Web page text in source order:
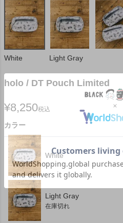
White Light Gray
holo / DT Pouch Limited
¥8,250税込
カラー
White
Light Gray
在庫切れ